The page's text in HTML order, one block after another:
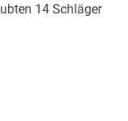
14 Schläger